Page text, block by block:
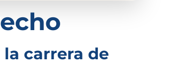
la carrera de